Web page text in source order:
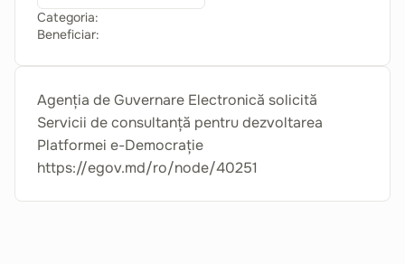
Categoria:
Beneficiar:
Agenția de Guvernare Electronică solicită
Servicii de consultanță pentru dezvoltarea
Platformei e-Democrație
https://egov.md/ro/node/40251